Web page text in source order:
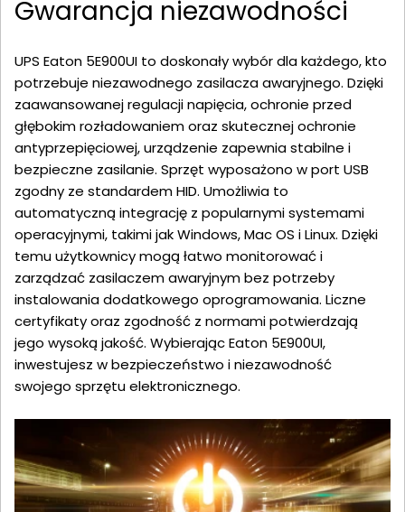
Gwarancja niezawodności
UPS Eaton 5E900UI to doskonały wybór dla każdego, kto
potrzebuje niezawodnego zasilacza awaryjnego. Dzięki
zaawansowanej regulacji napięcia, ochronie przed
głębokim rozładowaniem oraz skutecznej ochronie
antyprzepięciowej, urządzenie zapewnia stabilne i
bezpieczne zasilanie. Sprzęt wyposażono w port USB
zgodny ze standardem HID. Umożliwia to
automatyczną integrację z popularnymi systemami
operacyjnymi, takimi jak Windows, Mac OS i Linux. Dzięki
temu użytkownicy mogą łatwo monitorować i
zarządzać zasilaczem awaryjnym bez potrzeby
instalowania dodatkowego oprogramowania. Liczne
certyfikaty oraz zgodność z normami potwierdzają
jego wysoką jakość. Wybierając Eaton 5E900UI,
inwestujesz w bezpieczeństwo i niezawodność
swojego sprzętu elektronicznego.